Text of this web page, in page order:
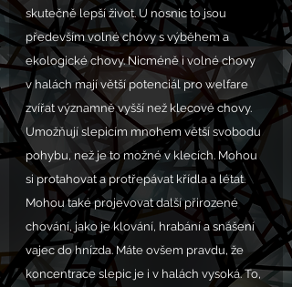
skutečně lepší život. U nosnic to jsou
především volné chovy s výběhem a
ekologické chovy. Nicméně i volné chovy
v halách mají větší potenciál pro welfare
zvířat významně vyšší než klecové chovy.
Umožňují slepicím mnohem větší svobodu
pohybu, než je to možné v klecích. Mohou
si protahovat a protřepávat křídla a létat.
Mohou také projevovat další přirozené
chování, jako je klování, hrabání a snášení
vajec do hnízda. Máte ovšem pravdu, že
koncentrace slepic je i v halách vysoká. To,